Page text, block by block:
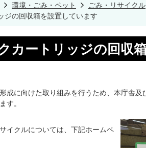
環境・ごみ・ペット ごみ・リサイクル
ジの回収箱を設置しています
カートリッジの回収
成に向けた取り組みを行うため、本庁舎
す。
イクルについては、下記ホームペ